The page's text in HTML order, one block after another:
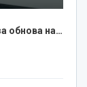
обнова на…